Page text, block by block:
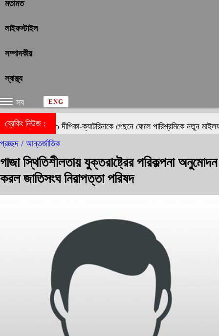
মতামত
লাইফস্টাইল
সম্পাদকীয়
স্বাস্থ্য
সব ENG
ব্রেকিং নিউজ :দীপিকা-ক্যাটরিনাকে পেছনে ফেলে পারিশ্রমিকে নতুন মাইলফলক
প্রচ্ছদ / আন্তর্জাতিক
গাজা স্থিতিশীলতায় যুক্তরাষ্ট্রের পরিকল্পনা অনুমোদন
করল জাতিসংঘ নিরাপত্তা পরিষদ